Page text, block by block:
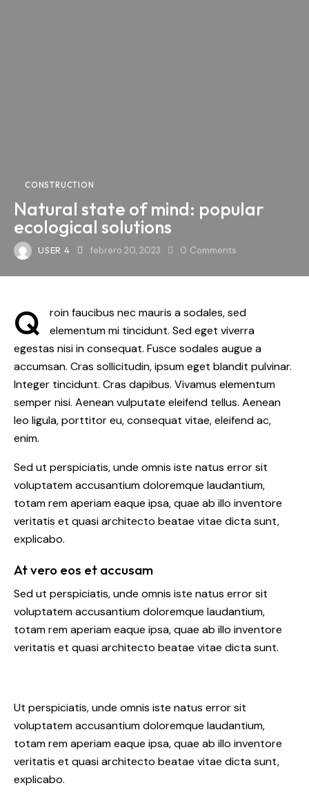
CONSTRUCTION
Natural state of mind: popular
ecological solutions
USER 4 febrero 20, 2023 0 Comments
Q
roin faucibus nec mauris a sodales, sed
elementum mi tincidunt. Sed eget viverra
egestas nisi in consequat. Fusce sodales augue a
accumsan. Cras sollicitudin, ipsum eget blandit pulvinar.
Integer tincidunt. Cras dapibus. Vivamus elementum
semper nisi. Aenean vulputate eleifend tellus. Aenean
leo ligula, porttitor eu, consequat vitae, eleifend ac,
enim.
Sed ut perspiciatis, unde omnis iste natus error sit
voluptatem accusantium doloremque laudantium,
totam rem aperiam eaque ipsa, quae ab illo inventore
veritatis et quasi architecto beatae vitae dicta sunt,
explicabo.
At vero eos et accusam
Sed ut perspiciatis, unde omnis iste natus error sit
voluptatem accusantium doloremque laudantium,
totam rem aperiam eaque ipsa, quae ab illo inventore
veritatis et quasi architecto beatae vitae dicta sunt.
Ut perspiciatis, unde omnis iste natus error sit
voluptatem accusantium doloremque laudantium,
totam rem aperiam eaque ipsa, quae ab illo inventore
veritatis et quasi architecto beatae vitae dicta sunt,
explicabo.